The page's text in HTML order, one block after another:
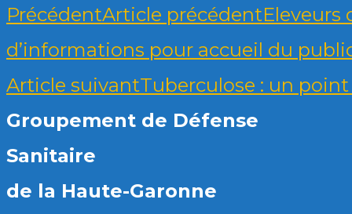
PrécédentArticle précédentEleveurs
d’informations pour accueil du
Article suivantTuberculose : un
Groupement de Défense
Sanitaire
de la Haute-Garonne